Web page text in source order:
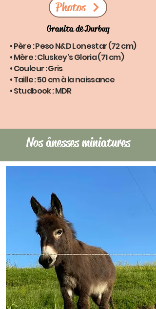
Photos
Granita de Durbuy
• Père : Peso N&D Lonestar (72 cm)
• Mère : Cluskey's Gloria (71 cm)
• Couleur : Gris
• Taille : 50 cm à la naissance
• Studbook : MDR
Nos ânesses miniatures